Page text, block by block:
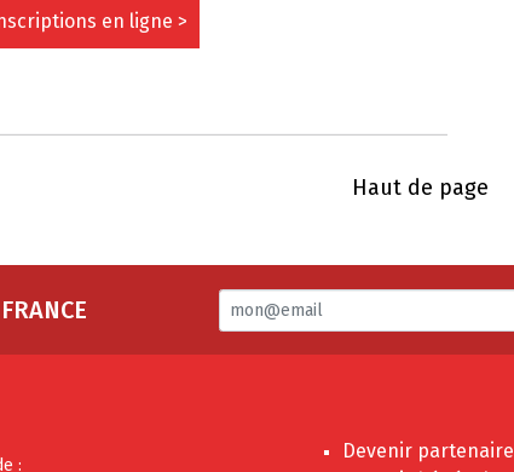
en ligne >
Haut de page
:
Devenir partenaire